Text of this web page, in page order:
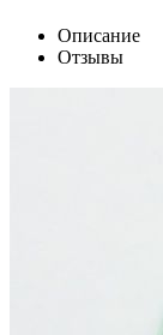
Описание
Отзывы